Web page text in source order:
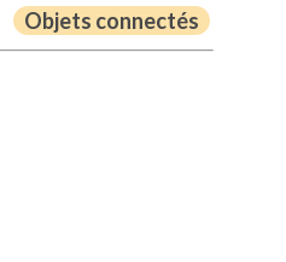
Objets connectés